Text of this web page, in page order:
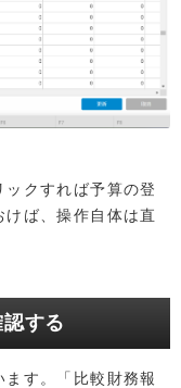
クすれば予算の登
ば、操作自体は直
する
す。「比較財務報